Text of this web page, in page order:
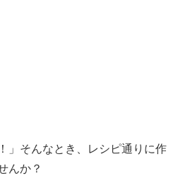
」そんなとき、レシピ通りに作
んか？